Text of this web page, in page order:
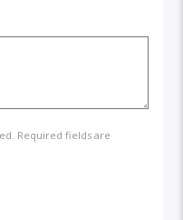
Required fields are